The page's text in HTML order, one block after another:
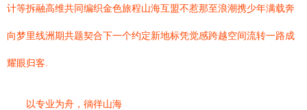
计等拆融高维共同编织金色旅程山海互盟不惹那至浪潮携少年满载奔
向梦里线洲期共题契合下一个约定新地标凭觉感跨越空间流转一路成
耀眼归客.
以专业为舟，徜徉山海